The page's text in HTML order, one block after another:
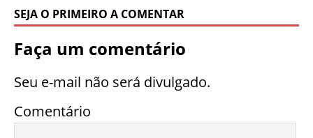
SEJA O PRIMEIRO A COMENTAR
Faça um comentário
Seu e-mail não será divulgado.
Comentário